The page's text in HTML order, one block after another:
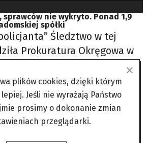
sprawców nie wykryto. Ponad 1,9
spółki
Śledztwo w tej
Prokuratura Okręgowa w
rzeczniczka
PAP, iż
ponieważ nie
sprawców
za przestępstwo. Sprawa
rozporządzenia
plików cookies, dzięki którym
lepiej. Jeśli nie wyrażają Państwo
prosimy o dokonanie zmian
przeglądarki.